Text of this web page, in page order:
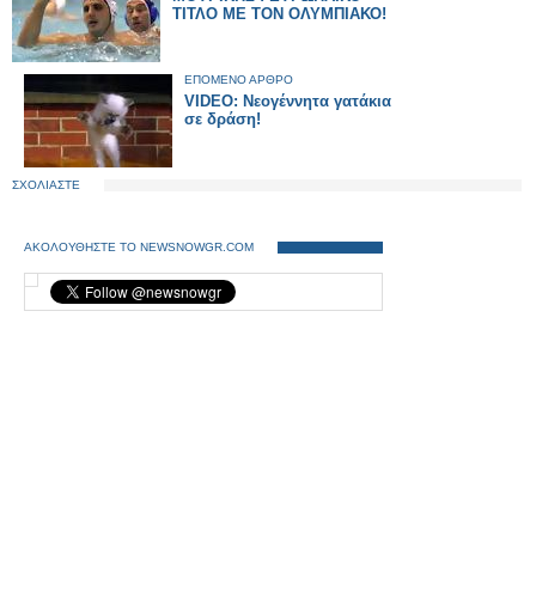
ΤΙΤΛΟ ΜΕ ΤΟΝ ΟΛΥΜΠΙΑΚΟ!
ΕΠΟΜΕΝΟ ΑΡΘΡΟ
VIDEO: Νεογέννητα γατάκια
σε δράση!
ΣΧΟΛΙΑΣΤΕ
ΑΚΟΛΟΥΘΗΣΤΕ ΤΟ NEWSNOWGR.COM